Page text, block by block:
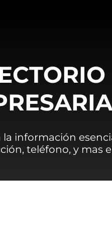
la información
teléfono, y mas